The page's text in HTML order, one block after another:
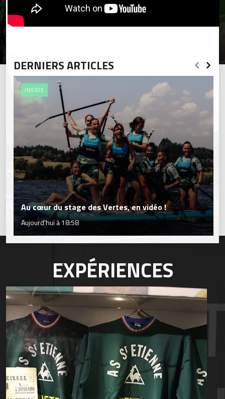
DERNIERS ARTICLES
INSIDE
Au cœur du stage des Vertes, en vidéo !
Aujourd'hui à 18:58
EXPÉRIENCES